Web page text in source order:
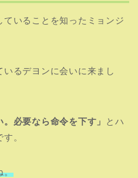
ていることを知ったミョンジ
るデヨンに会いに来まし
必要なら命令を下す」
とハ
。
。